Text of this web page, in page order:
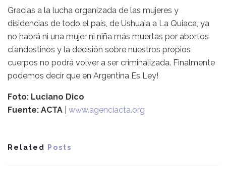
Gracias a la lucha organizada de las mujeres y
disidencias de todo el país, de Ushuaia a La Quiaca, ya
no habrá ni una mujer ni niña más muertas por abortos
clandestinos y la decisión sobre nuestros propios
cuerpos no podrá volver a ser criminalizada. Finalmente
podemos decir que en Argentina Es Ley!
Foto: Luciano Dico
Fuente: ACTA
www.agenciacta.org
Related Posts